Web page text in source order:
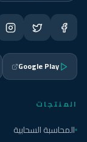
Google Play
المنتجات
المحاسبة السحابية